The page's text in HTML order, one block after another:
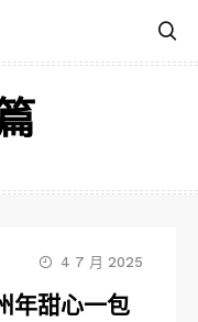
4 7 月 2025
年甜心一包